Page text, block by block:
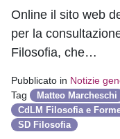
Online il sito web
per la
Filosofia, che…
Pubblicato in Notizie
Tag
Matteo Marcheschi
CdLM Filosofia e
SD Filosofia